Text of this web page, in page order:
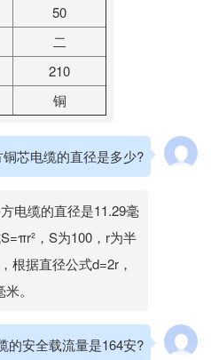
50
二
210
铜
芯电缆的直径是多少?
电缆的直径是11.29毫
，S为100，r为半
根据直径公式d=2r，
。
的安全载流量是164安?